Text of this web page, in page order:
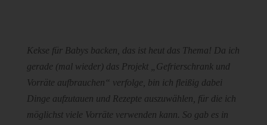
Kekse für Babys backen, das ist heut das Thema! Da ich
gerade (mal wieder) das Projekt „Gefrierschrank und
Vorräte aufbrauchen“ verfolge, bin ich fleißig dabei
Dinge aufzutauen und Rezepte auszuwählen, für die ich
möglichst viele Vorräte verwenden kann. So gab es in